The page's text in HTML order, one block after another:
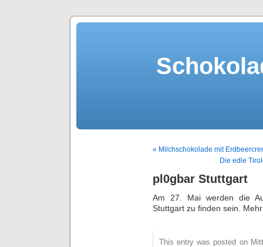
« Milchschokolade mit
Die edle
pl0gbar Stuttgart
Am 27. Mai werden die
Stuttgart zu finden sein.
This entry was posted on